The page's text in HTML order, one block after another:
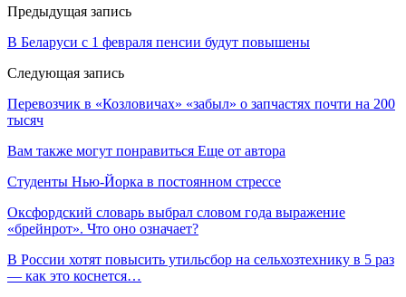
Предыдущая запись
В Беларуси с 1 февраля пенсии будут повышены
Следующая запись
Перевозчик в «Козловичах» «забыл» о запчастях почти на 200
тысяч
Вам также могут понравиться Еще от автора
Студенты Нью-Йорка в постоянном стрессе
Оксфордский словарь выбрал словом года выражение
«брейнрот». Что оно означает?
В России хотят повысить утильсбор на сельхозтехнику в 5 раз
— как это коснется…